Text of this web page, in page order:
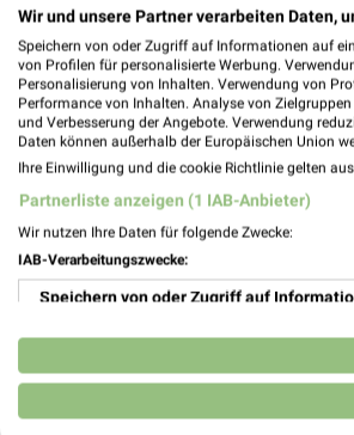
JEHRING Genuss
Grüner Weg 1
19249 Lübtheen
178,01 km
Heim & Haus
19075 Holthusen
Wir und unsere Partner verarbeiten Daten,
Speichern von oder Zugriff auf Informationen auf
von Profilen für personalisierte Werbung.
Personalisierung von Inhalten. Verwendung von
Performance von Inhalten. Analyse von
und Verbesserung der Angebote. Verwendung
Daten können außerhalb der Europäischen Union
Ihre Einwilligung und die cookie Richtlinie gelten
Partnerliste anzeigen (1 IAB-Anbieter)
Wir nutzen Ihre Daten für folgende Zwecke:
IAB-Verarbeitungszwecke:
Speichern von oder Zugriff auf
Verwendung reduzierter Daten zur
Erstellung von Profilen für